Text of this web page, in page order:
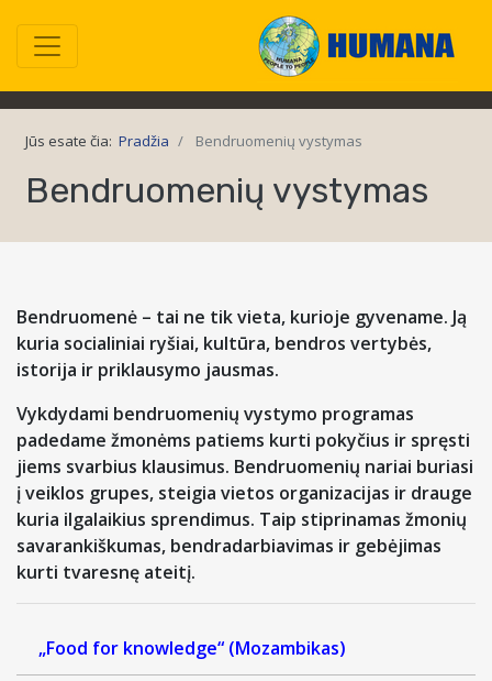
Jūs esate čia: Pradžia Bendruomenių vystymas
Bendruomenių vystymas
Bendruomenė – tai ne tik vieta, kurioje gyvename. Ją
kuria socialiniai ryšiai, kultūra, bendros vertybės,
istorija ir priklausymo jausmas.
Vykdydami bendruomenių vystymo programas
padedame žmonėms patiems kurti pokyčius ir spręsti
jiems svarbius klausimus. Bendruomenių nariai buriasi
į veiklos grupes, steigia vietos organizacijas ir drauge
kuria ilgalaikius sprendimus. Taip stiprinamas žmonių
savarankiškumas, bendradarbiavimas ir gebėjimas
kurti tvaresnę ateitį.
„Food for knowledge“ (Mozambikas)